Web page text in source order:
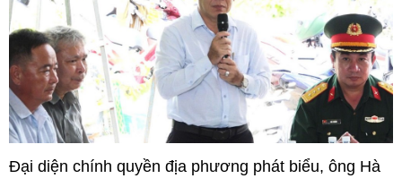
Đại diện chính quyền địa phương phát biểu, ông Hà